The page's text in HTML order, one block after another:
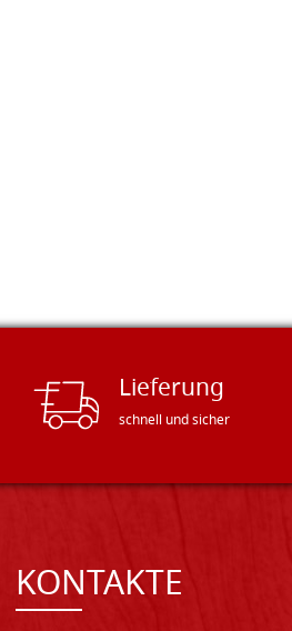
Lieferung
schnell und sicher
KONTAKTE